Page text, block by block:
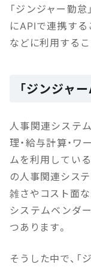
「ジンジャー勤
にAPIで連携す
などに利用するこ
「ジンジャ
人事関連システ
理・給与計算・
ムを利用してい
の人事関連シス
雑さやコスト面な
システムベンダ
つあります。
そうした中で、「